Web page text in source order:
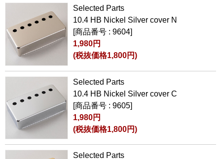
Selected Parts
10.4 HB Nickel Silver cover N
[商品番号 : 9604]
1,980円
(税抜価格1,800円)
Selected Parts
10.4 HB Nickel Silver cover C
[商品番号 : 9605]
1,980円
(税抜価格1,800円)
Selected Parts